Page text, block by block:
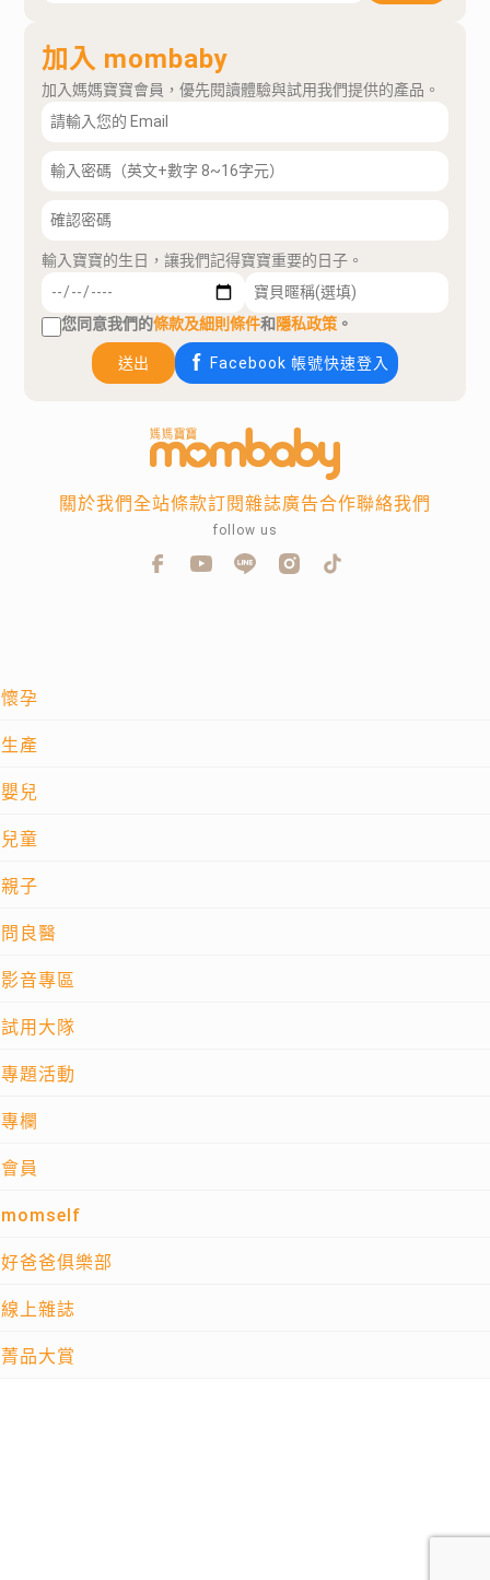
加入 mombaby
加入媽媽寶寶會員，優先閱讀體驗與試用我們提供的產品。
輸入寶寶的生日，讓我們記得寶寶重要的日子。
您同意我們的條款及細則條件和隱私政策 。
送出 Facebook 帳號快速登入
懷孕
生產
嬰兒
兒童
親子
問良醫
影音專區
試用大隊
專題活動
專欄
會員
momself
好爸爸俱樂部
線上雜誌
菁品大賞
關於我們全站條款訂閱雜誌廣告合作聯絡我們
follow us